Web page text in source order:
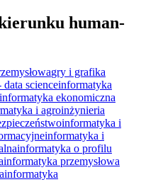
human-
gry i grafika
scienceinformatyka
informatyka ekonomiczna
i agroinżynieria
informatyka i
informatyka i
informatyka o profilu
informatyka przemysłowa
informatyka